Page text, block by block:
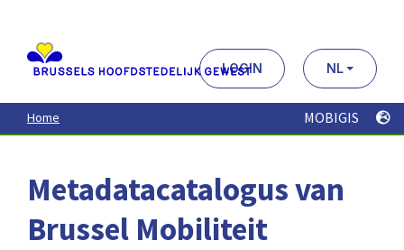
contenu
principal
LOGIN NL
Home MOBIGIS
Metadatacatalogus van
Brussel Mobiliteit